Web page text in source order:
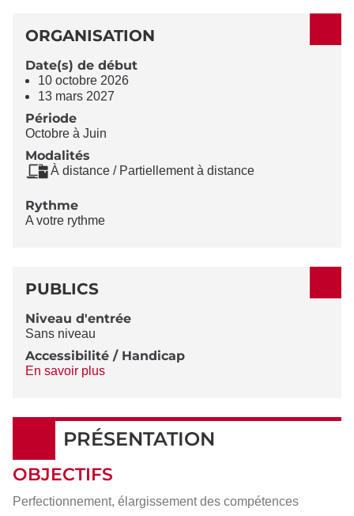
ORGANISATION
Date(s) de début
10 octobre 2026
13 mars 2027
Période
Octobre à Juin
Modalités
À distance / Partiellement à distance
Rythme
A votre rythme
PUBLICS
Niveau d'entrée
Sans niveau
Accessibilité / Handicap
En savoir plus
PRÉSENTATION
OBJECTIFS
Perfectionnement, élargissement des compétences